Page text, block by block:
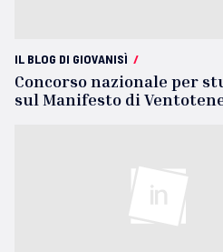
IL BLOG DI GIOVANISÌ /
Concorso nazionale per
sul Manifesto di